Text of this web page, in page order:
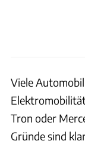
Viele
Tron oder
Gründe sind